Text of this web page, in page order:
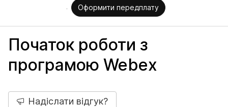
Оформити передплату
Початок роботи з
програмою Webex
Надіслати відгук?